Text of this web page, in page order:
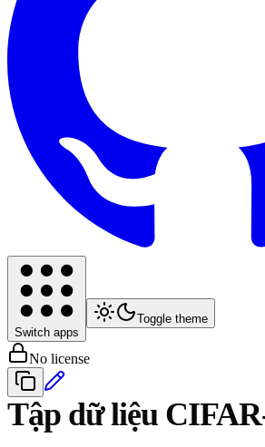
Switch apps
Toggle theme
No license
Tập dữ liệu